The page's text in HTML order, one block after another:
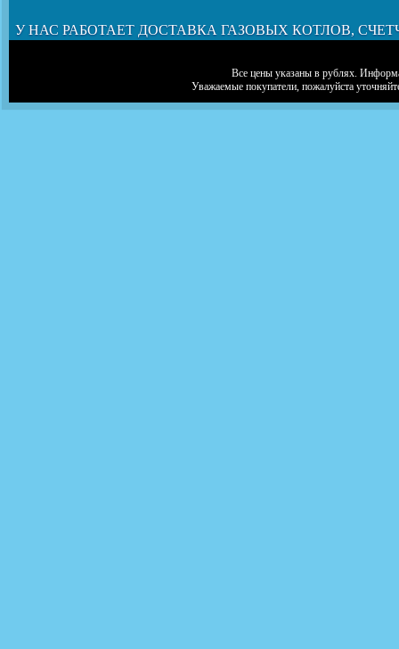
У НАС РАБОТАЕТ ДОСТАВКА ГАЗОВЫХ КОТЛОВ,
Все цены указаны в рублях.
Уважаемые покупатели, пожалуйста